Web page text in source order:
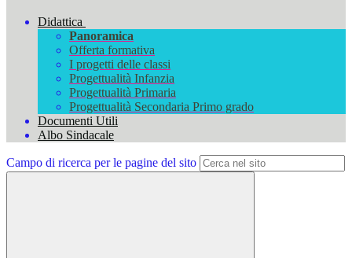
Didattica
Panoramica
Offerta formativa
I progetti delle classi
Progettualità Infanzia
Progettualità Primaria
Progettualità Secondaria Primo grado
Documenti Utili
Albo Sindacale
Campo di ricerca per le pagine del sito